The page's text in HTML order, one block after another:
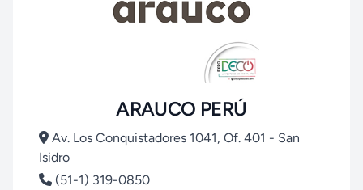
ARAUCO PERÚ
Av. Los Conquistadores 1041, Of. 401 - San
Isidro
(51-1) 319-0850